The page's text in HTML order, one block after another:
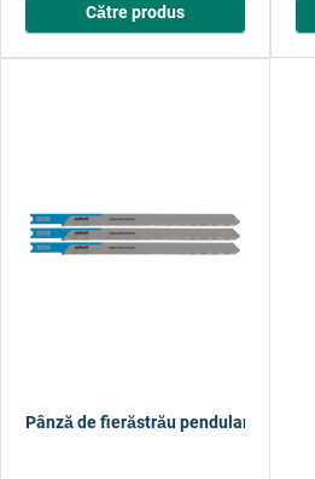
Către produs
Pânză de fierăstrău pendular, țevi din